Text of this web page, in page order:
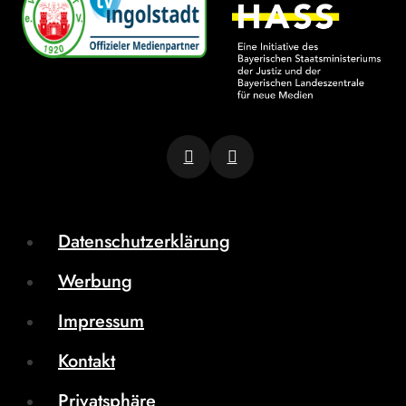
Datenschutzerklärung
Werbung
Impressum
Kontakt